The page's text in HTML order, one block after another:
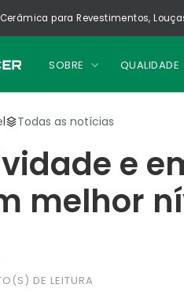
para Revestimentos,
SOBRE QUALIDADE
| Todas as notícias
e
melhor
DE LEITURA